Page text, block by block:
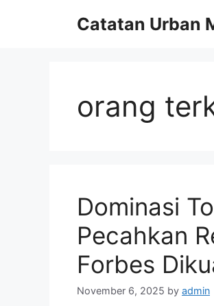
Catatan Urban
orang
Dominasi
Pecahkan
Forbes
November 6, 2025 by admin